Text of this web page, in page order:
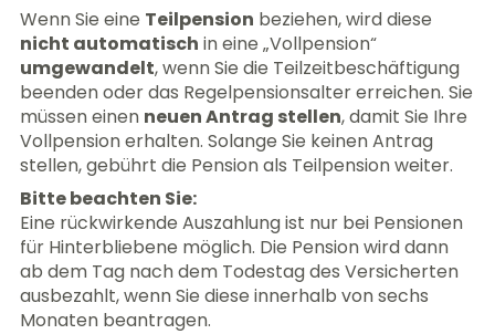
Wenn Sie eine Teilpension beziehen, wird diese
nicht automatisch in eine „Vollpension“
umgewandelt, wenn Sie die Teilzeitbeschäftigung
beenden oder das Regelpensionsalter erreichen. Sie
müssen einen neuen Antrag stellen, damit Sie Ihre
Vollpension erhalten. Solange Sie keinen Antrag
stellen, gebührt die Pension als Teilpension weiter.
Bitte beachten Sie:
Eine rückwirkende Auszahlung ist nur bei Pensionen
für Hinterbliebene möglich. Die Pension wird dann
ab dem Tag nach dem Todestag des Versicherten
ausbezahlt, wenn Sie diese innerhalb von sechs
Monaten beantragen.